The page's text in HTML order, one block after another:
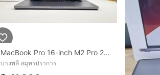
MacBook Pro 16-inch M2 Pro 2023 Ram16GB SSD512GB Space Gray
บางพลี สมุทรปราการ